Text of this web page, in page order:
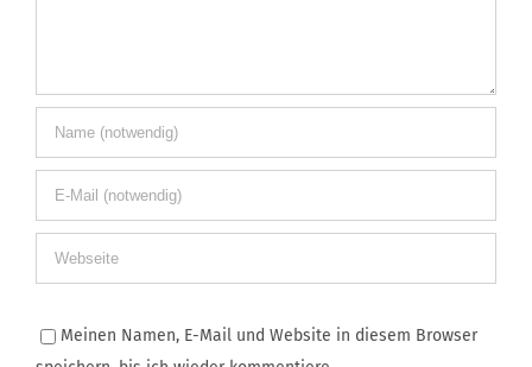
Meinen Namen, E-Mail und Website in diesem Browser